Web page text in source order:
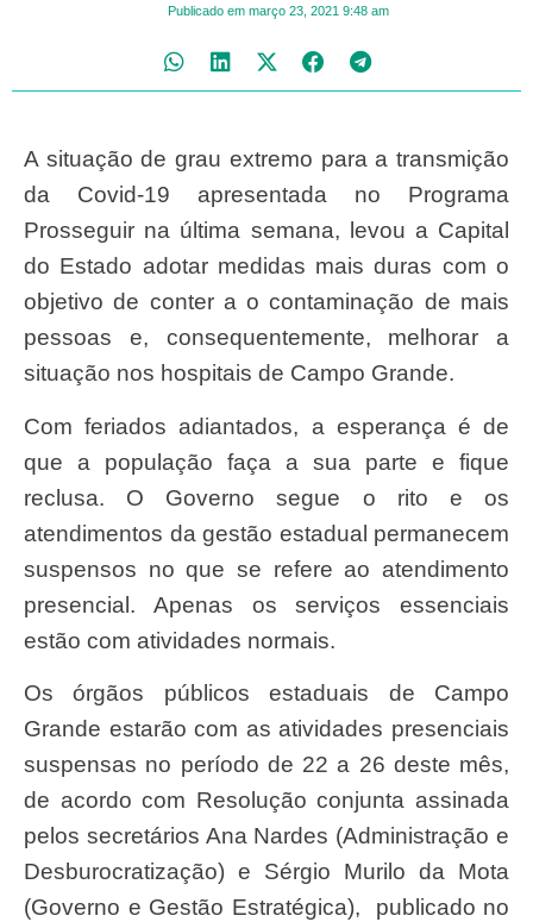
Publicado em março 23, 2021 9:48 am
A situação de grau extremo para a transmição
da Covid-19 apresentada no Programa
Prosseguir na última semana, levou a Capital
do Estado adotar medidas mais duras com o
objetivo de conter a o contaminação de mais
pessoas e, consequentemente, melhorar a
situação nos hospitais de Campo Grande.
Com feriados adiantados, a esperança é de
que a população faça a sua parte e fique
reclusa. O Governo segue o rito e os
atendimentos da gestão estadual permanecem
suspensos no que se refere ao atendimento
presencial. Apenas os serviços essenciais
estão com atividades normais.
Os órgãos públicos estaduais de Campo
Grande estarão com as atividades presenciais
suspensas no período de 22 a 26 deste mês,
de acordo com Resolução conjunta assinada
pelos secretários Ana Nardes (Administração e
Desburocratização) e Sérgio Murilo da Mota
(Governo e Gestão Estratégica), publicado no